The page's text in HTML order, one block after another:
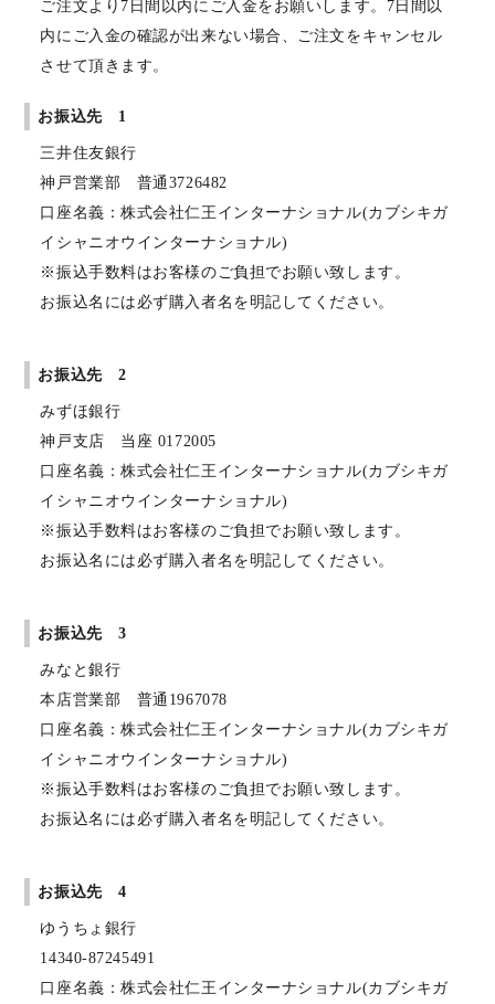
ご注文より7日間以内にご入金をお願いします。7日間以
内にご入金の確認が出来ない場合、ご注文をキャンセル
させて頂きます。
お振込先 1
三井住友銀行
神戸営業部 普通3726482
口座名義：株式会社仁王インターナショナル(カブシキガ
イシャニオウインターナショナル)
※振込手数料はお客様のご負担でお願い致します。
お振込名には必ず購入者名を明記してください。
お振込先 2
みずほ銀行
神戸支店 当座 0172005
口座名義：株式会社仁王インターナショナル(カブシキガ
イシャニオウインターナショナル)
※振込手数料はお客様のご負担でお願い致します。
お振込名には必ず購入者名を明記してください。
お振込先 3
みなと銀行
本店営業部 普通1967078
口座名義：株式会社仁王インターナショナル(カブシキガ
イシャニオウインターナショナル)
※振込手数料はお客様のご負担でお願い致します。
お振込名には必ず購入者名を明記してください。
お振込先 4
ゆうちょ銀行
14340-87245491
口座名義：株式会社仁王インターナショナル(カブシキガ